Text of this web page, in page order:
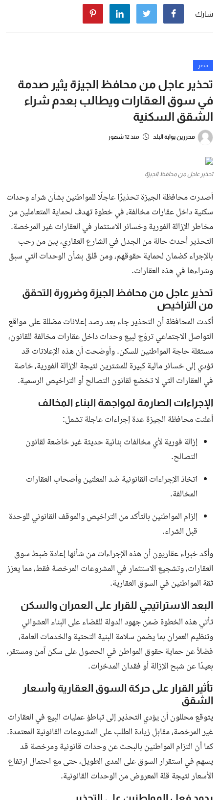
يمكن للمقيمين المخالفينتعديل أوضاعهم عبر التقدم بطلب رسمي
للجهات المختصة ، سواء خلال فترات السماح أو الحملات التصحيحية
حملات تفتيش مستمرة لضمان الأمن
والاستقرار
أكدت الهيئة أنالحملات التفتيشية ستستمر بشكل دوريلضبط
المخالفين وضمان الالتزام بالقوانين، في إطار خطة وطنية شاملة
لتعزيز الأمن والاستقرار وحماية سوق العمل.
بوابة البلد الإخبارية منصة إعلامية شاملة تسعى إلى تغطية الأخبار
والفعاليات والمقالات التي تهم الرأي العام في مختلف مناحي الحياة داخل
المجتمع العربي، بأسلوب مهني يعكس نبض الشارع العربي وتطلعاته
قد يهمك أيضا
عودة نوكيا الأسطورة.. هاتف Nokia 1100
يعود بإصدار مقاوم للغبار ويدعم 5G مع
Ultra 5G بكاميرا 200 ميجابكسل وبطارية
سوق العقارات ويطالب بعدم شراء الشقق
السكنية
إيه اللي حصل في الجيزة؟.. محافظ الجيزة
الإمارات تبدأ حملة واسعة لضبط وترحيل
مخالفي الإقامة والعمل وتؤكد: لا استثناءات
النشرة الإخبارية
انضم إلى قائمة المشتركين لدينا للحصول على آخر الأخبار والمستجدات
مباشرة في البريد الالكتروني الخاص بك
اشترك
جميع الحقوق محفوظة لـ بوابة البلد